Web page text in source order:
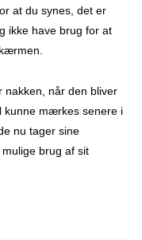
at du synes, det er
ikke have brug for at
nakken, når den bliver
kunne mærkes senere i
nu tager sine
brug af sit